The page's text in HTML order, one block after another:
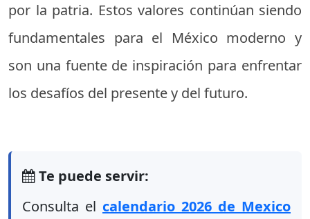
por la patria. Estos valores continúan siendo
fundamentales para el México moderno y
son una fuente de inspiración para enfrentar
los desafíos del presente y del futuro.
Te puede servir:
Consulta el calendario 2026 de Mexico